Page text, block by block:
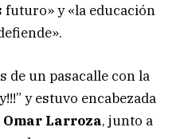
futuro» y «la educación
de un pasacalle con la
y estuvo encabezada
Omar Larroza, junto a